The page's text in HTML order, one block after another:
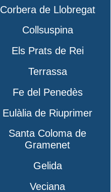
Corbera de Llobregat
Collsuspina
Els Prats de Rei
Terrassa
Fe del Penedès
Eulàlia de Riuprimer
Santa Coloma de
Gramenet
Gelida
Veciana